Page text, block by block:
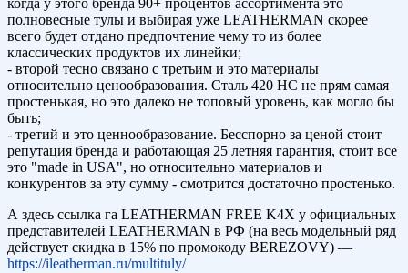
когда у этого бренда 90+ процентов ассортимента это
полновесные тулы и выбирая уже LEATHERMAN скорее
всего будет отдано предпочтение чему то из более
классических продуктов их линейки;
- второй тесно связано с третьим и это материалы
относительно ценообразования. Сталь 420 HC не прям самая
простенькая, но это далеко не топовый уровень, как могло бы
быть;
- третий и это ценнообразование. Бесспорно за ценой стоит
репутация бренда и работающая 25 летняя гарантия, стоит все
это "made in USA", но относительно материалов и
конкурентов за эту сумму - смотрится достаточно простенько.
А здесь ссылка га LEATHERMAN FREE K4X у официальных
представителей LEATHERMAN в РФ (на весь модельный ряд
действует скидка в 15% по промокоду BEREZOVY) —
https://ileatherman.ru/multituly/